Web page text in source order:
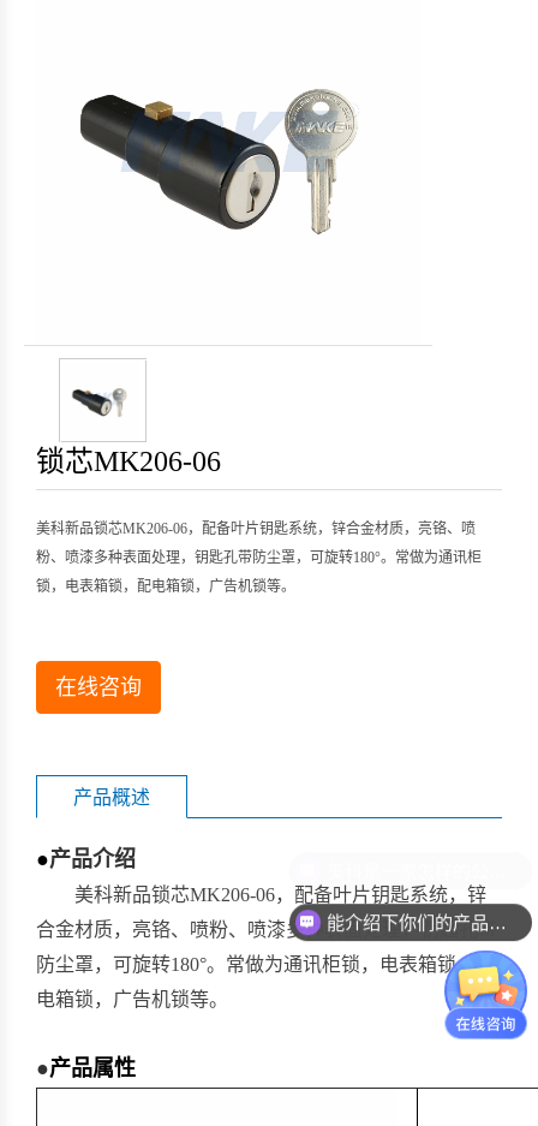
锁芯MK206-06
美科新品锁芯MK206-06，配备叶片钥匙系统，锌合金材质，亮铬、喷
粉、喷漆多种表面处理，钥匙孔带防尘罩，可旋转180°。常做为通讯柜
锁，电表箱锁，配电箱锁，广告机锁等。
在线咨询
产品概述
●产品介绍
美科新品锁芯MK206-06，配备叶片钥匙系统，锌
合金材质，亮铬、喷粉、喷漆多种表面处理，钥匙孔带
防尘罩，可旋转180°。常做为通讯柜锁，电表箱锁，配
电箱锁，广告机锁等。
●产品属性